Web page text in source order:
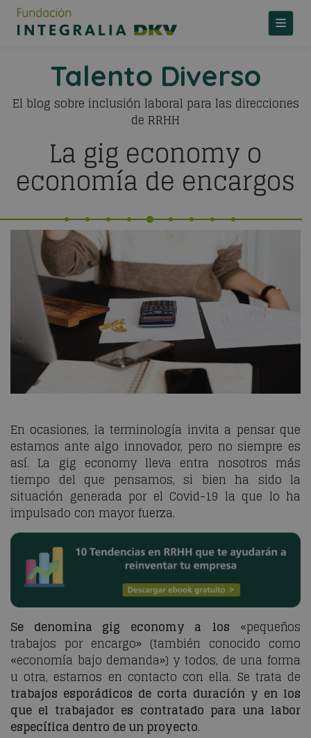
Talento Diverso
El blog sobre inclusión laboral para las direcciones
de RRHH
La gig economy o
economía de encargos
En ocasiones, la terminología invita a pensar que
estamos ante algo innovador, pero no siempre es
así. La gig economylleva entra nosotros más
tiempo del que pensamos, si bien ha sido la
situación generada por el Covid-19 la que lo ha
impulsado con mayor fuerza.
Se denomina gig economy a los «pequeños
trabajos por encargo» (también conocido como
«economía bajo demanda») y todos, de una forma
u otra, estamos en contacto con ella. Se trata de
trabajos esporádicos de corta duración y en los
que el trabajador es contratado para una labor
específica dentro de un proyecto.